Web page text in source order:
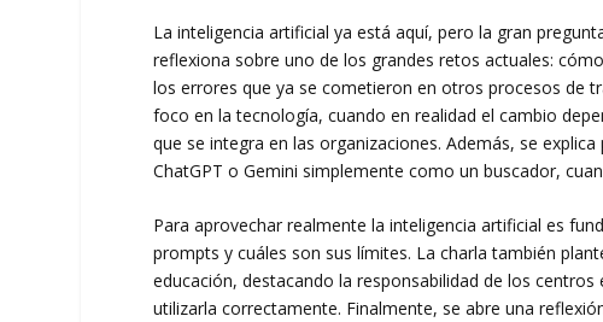
La inteligencia artificial ya está aquí, pero la gran
reflexiona sobre uno de los grandes retos actuales:
los errores que ya se cometieron en otros procesos de
foco en la tecnología, cuando en realidad el cambio
que se integra en las organizaciones. Además, se
ChatGPT o Gemini simplemente como un buscador,
Para aprovechar realmente la inteligencia artificial es
prompts y cuáles son sus límites. La charla también
educación, destacando la responsabilidad de los
utilizarla correctamente. Finalmente, se abre una